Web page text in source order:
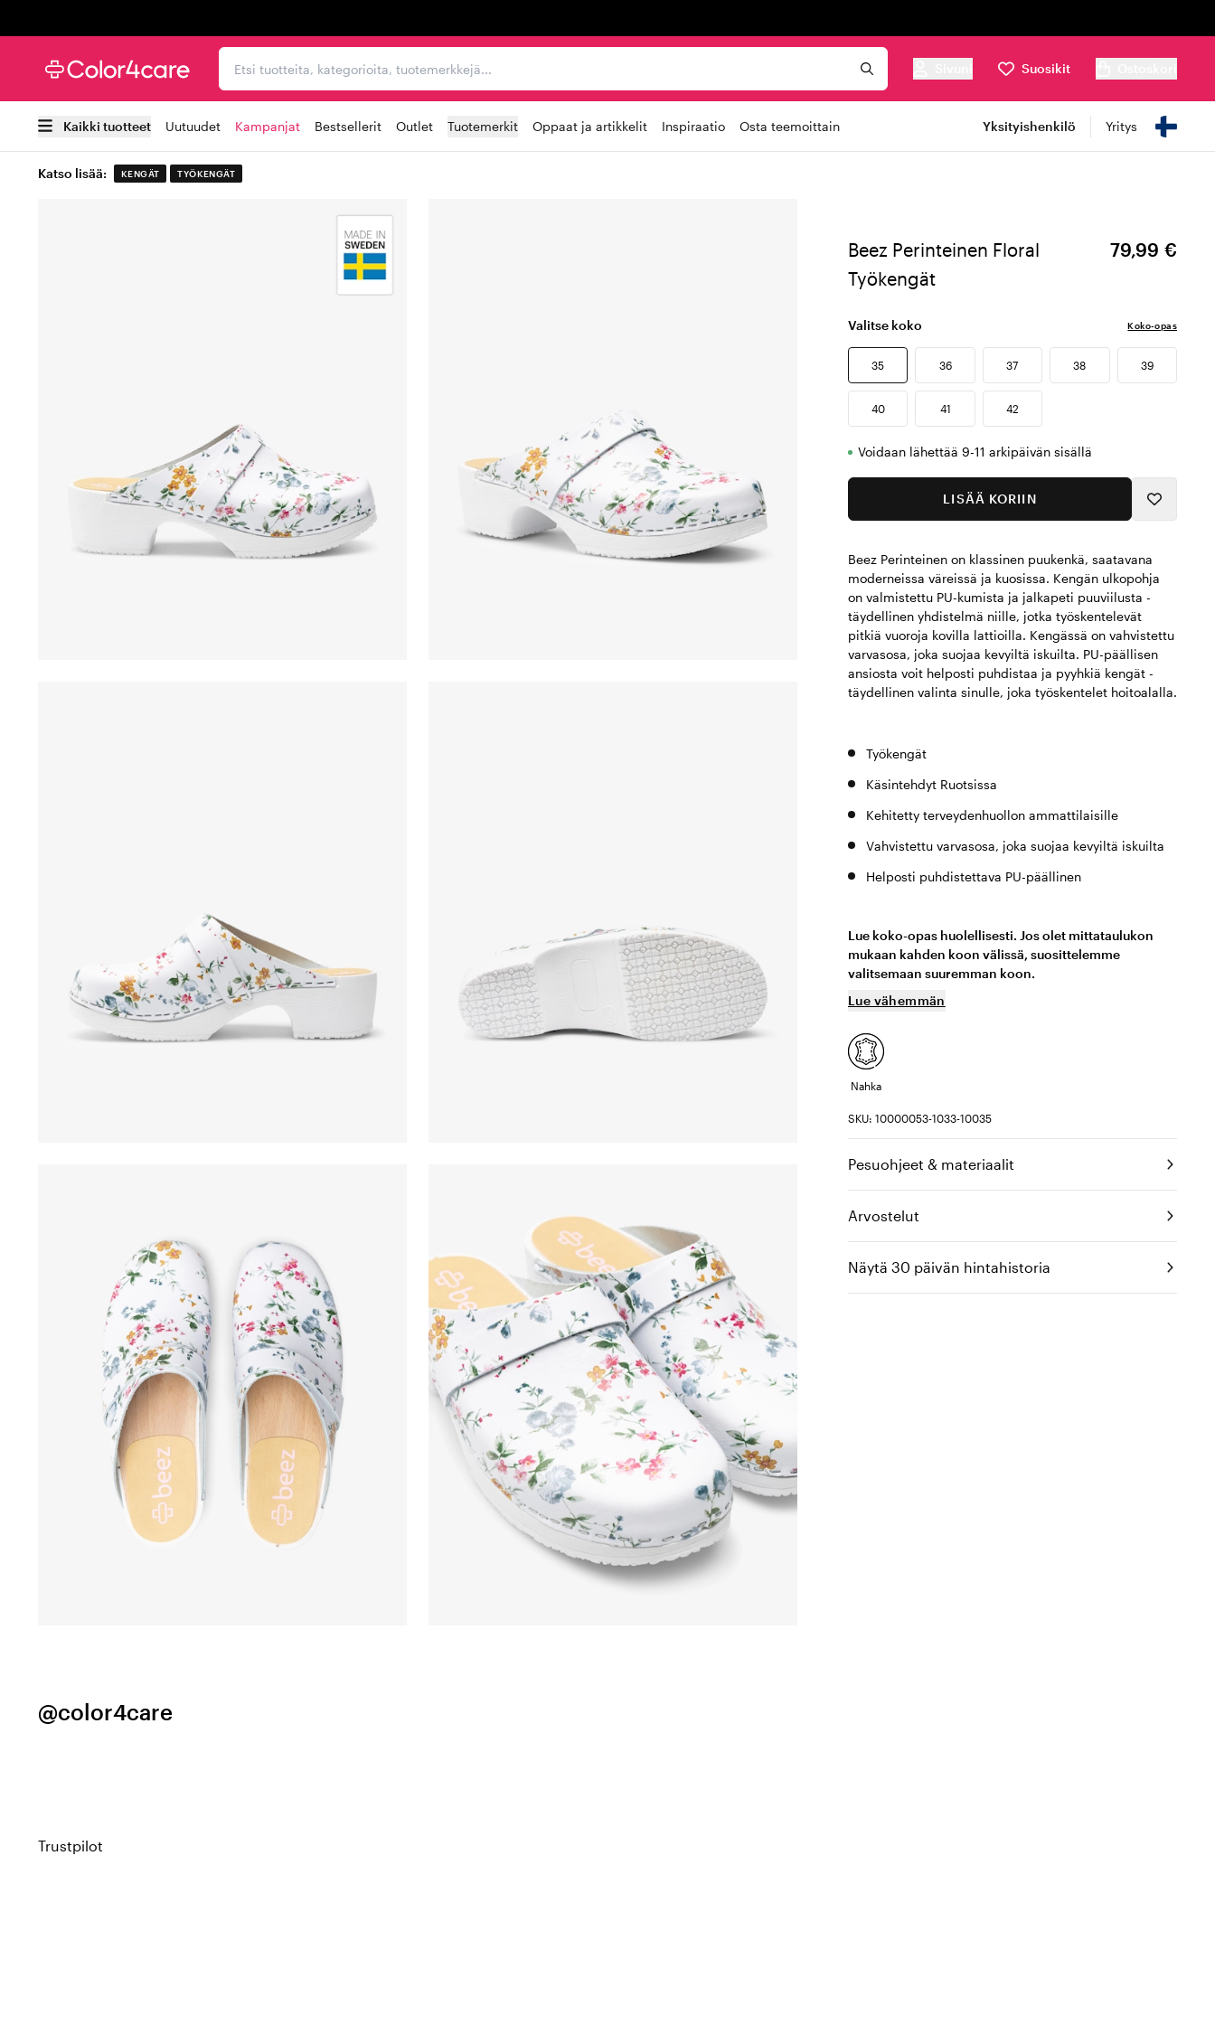
Etsi tuotteita, kategorioita, tuotemerkkejä...
Suosikit
Kaikki tuotteet Uutuudet Kampanjat Bestsellerit Outlet Tuotemerkit Oppaat ja artikkelit Inspiraatio Osta teemoittain Yksityishenkilö Yritys
Katso lisää: KENGÄT TYÖKENGÄT
Beez Perinteinen Floral
Työkengät
79,99 €
Valitse koko Koko-opas
35 36 37 38 39
40 41 42
Voidaan lähettää 9-11 arkipäivän sisällä
LISÄÄ KORIIN
Beez Perinteinen on klassinen puukenkä, saatavana
moderneissa väreissä ja kuosissa. Kengän ulkopohja
on valmistettu PU-kumista ja jalkapeti puuviilusta -
täydellinen yhdistelmä niille, jotka työskentelevät
pitkiä vuoroja kovilla lattioilla. Kengässä on vahvistettu
varvasosa, joka suojaa kevyiltä iskuilta. PU-päällisen
ansiosta voit helposti puhdistaa ja pyyhkiä kengät -
täydellinen valinta sinulle, joka työskentelet hoitoalalla.
Työkengät
Käsintehdyt Ruotsissa
Kehitetty terveydenhuollon ammattilaisille
Vahvistettu varvasosa, joka suojaa kevyiltä iskuilta
Helposti puhdistettava PU-päällinen
Lue koko-opas huolellisesti. Jos olet mittataulukon
mukaan kahden koon välissä, suosittelemme
valitsemaan suuremman koon.
Lue vähemmän
Nahka
SKU: 10000053-1033-10035
Pesuohjeet & materiaalit
Arvostelut
Näytä 30 päivän hintahistoria
@color4care
Trustpilot